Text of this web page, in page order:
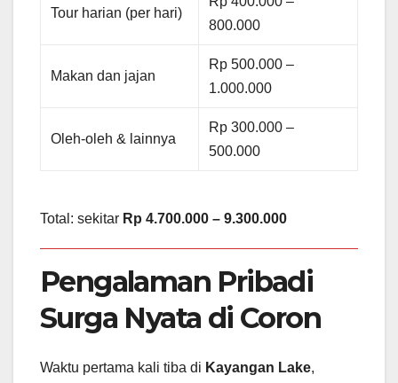
Tour harian (per hari)
800.000
Makan dan jajan
Rp 500.000 –
1.000.000
Oleh-oleh & lainnya
Rp 300.000 –
500.000
Total: sekitar Rp 4.700.000 – 9.300.000
Pengalaman Pribadi
Surga Nyata di Coron
Waktu pertama kali tiba di Kayangan Lake,